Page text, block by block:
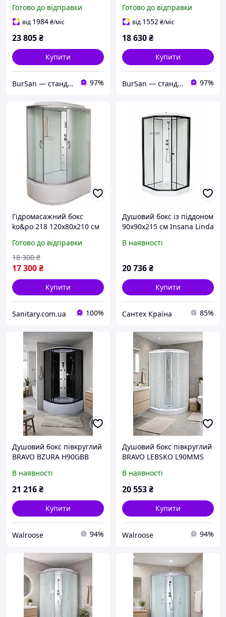
SB02-120x80x215-L-FB
SATIN матове скло 4мм
Готово до відправки
від 1984₴/міс
23 805₴
Купити
BurSan — стандарт сучасної сантехніки 97%
SB02-90x90x215-FB SATIN
матове скло 4мм (MI6886)
Готово до відправки
від 1552₴/міс
18 630₴
Купити
BurSan — стандарт сучасної сантехніки 97%
Гідромасажний бокс
ko&po 218 120x80х210 см
електронікою матове скло
6 форсунок з піддоном
Готово до відправки
17 300₴
18 300 ₴
Купити
Sanitary.com.ua 100%
Душовий бокс із піддоном
90х90x215 см Insana Linda
низький піддон профіль
розсувний
В наявності
20 736₴
Купити
Сантех Країна 85%
Душовий бокс півкруглий
BRAVO BZURA H90GBB
40 см, чорний профіль,
графітове скло, з
В наявності
21 216₴
Купити
Walroose 94%
Душовий бокс півкруглий
BRAVO LEBSKO L90MMS
13 см, сатиновий
профіль, матове скло
В наявності
20 553₴
Купити
Walroose 94%